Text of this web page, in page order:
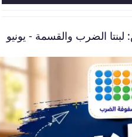
الضرب والقسمة - يونيو